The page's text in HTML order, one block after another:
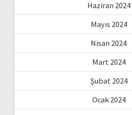
Haziran 2024
Mayıs 2024
Nisan 2024
Mart 2024
Şubat 2024
Ocak 2024